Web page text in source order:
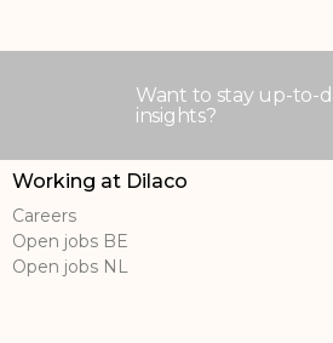
Want to stay up-to-
insights?
Working at Dilaco
Careers
Open jobs BE
Open jobs NL